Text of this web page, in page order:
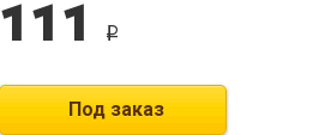
111 i
Под заказ